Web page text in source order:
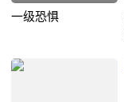
一级恐惧